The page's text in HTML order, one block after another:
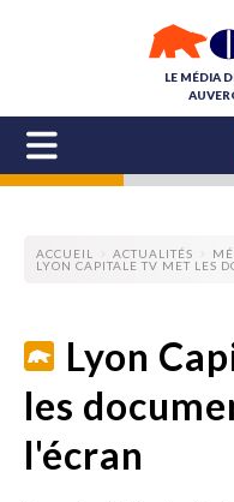
LE MÉDIA
ACCUEIL ACTUALITÉS
LYON CAPITALE TV MET LES
Lyon
les
l'écran